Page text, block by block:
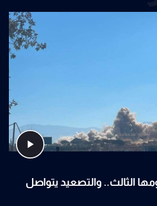
الثالث.. والتصعيد يتواصل